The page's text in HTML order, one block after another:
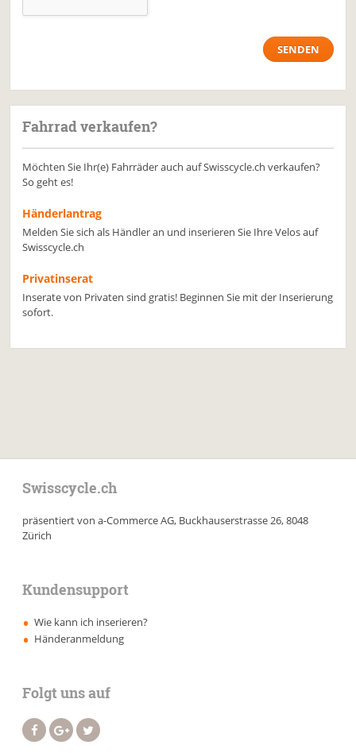
Fahrrad verkaufen?
Möchten Sie Ihr(e) Fahrräder auch auf Swisscycle.ch verkaufen?
So geht es!
Händerlantrag
Melden Sie sich als Händler an und inserieren Sie Ihre Velos auf
Swisscycle.ch
Privatinserat
Inserate von Privaten sind gratis! Beginnen Sie mit der Inserierung
sofort.
Swisscycle.ch
präsentiert von a-Commerce AG, Buckhauserstrasse 26, 8048
Zürich
Kundensupport
Wie kann ich inserieren?
Händeranmeldung
Folgt uns auf